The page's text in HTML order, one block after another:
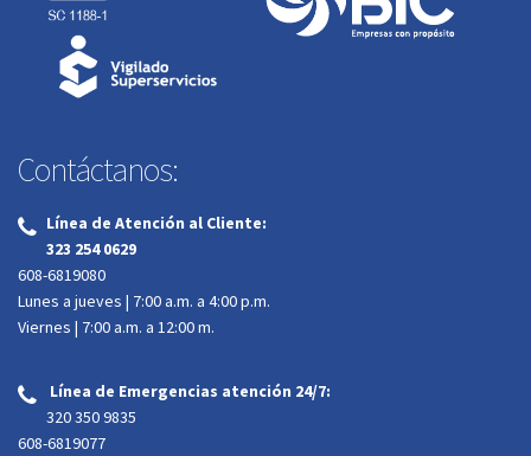
Contáctanos:
Línea de Atención al Cliente:
323 254 0629
608-6819080
Lunes a jueves | 7:00 a.m. a 4:00 p.m.
Viernes | 7:00 a.m. a 12:00 m.
Línea de Emergencias atención 24/7:
320 350 9835
608-6819077